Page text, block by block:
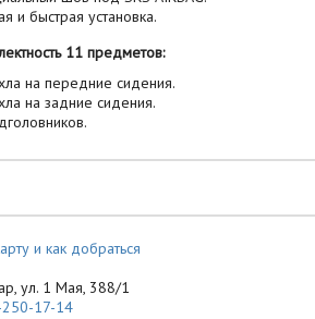
и быстрая установка.
11 предметов:
на передние сидения.
на задние сидения.
и как добраться
ул. 1 Мая, 388/1
17-14